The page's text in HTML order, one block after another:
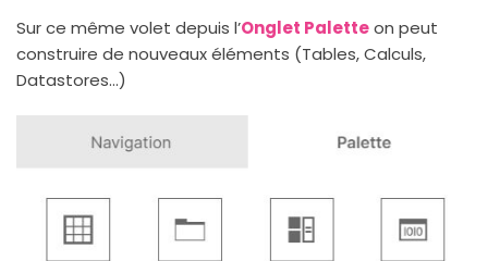
Sur ce même volet depuis l’Onglet Paletteon peut
construire de nouveaux éléments (Tables, Calculs,
Datastores...)